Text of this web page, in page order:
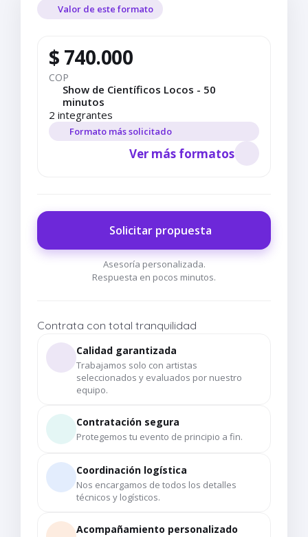
Valor de este formato
$ 740.000
COP
Show de Científicos Locos - 50
minutos
2 integrantes
Formato más solicitado
Ver más formatos
Solicitar propuesta
Asesoría personalizada.
Respuesta en pocos minutos.
Contrata con total tranquilidad
Calidad garantizada
Trabajamos solo con artistas
seleccionados y evaluados por nuestro
equipo.
Contratación segura
Protegemos tu evento de principio a fin.
Coordinación logística
Nos encargamos de todos los detalles
técnicos y logísticos.
Acompañamiento personalizado